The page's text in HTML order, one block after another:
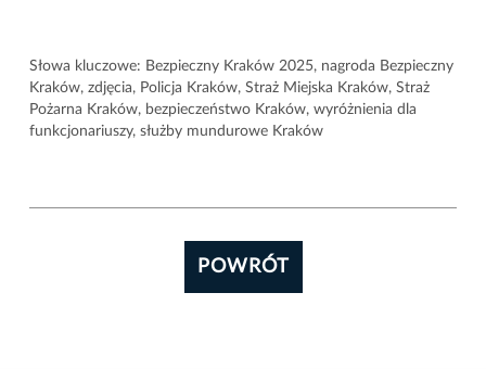
Słowa kluczowe: Bezpieczny Kraków 2025, nagroda Bezpieczny
Kraków, zdjęcia, Policja Kraków, Straż Miejska Kraków, Straż
Pożarna Kraków, bezpieczeństwo Kraków, wyróżnienia dla
funkcjonariuszy, służby mundurowe Kraków
POWRÓT